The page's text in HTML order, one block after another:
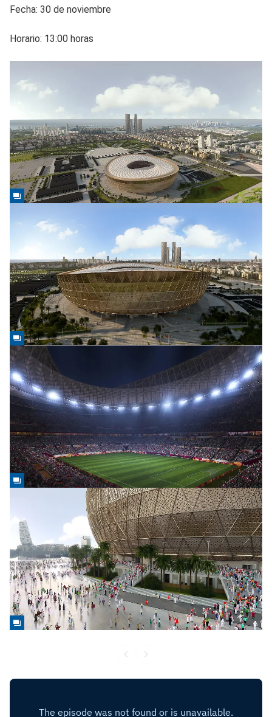
Fecha: 30 de noviembre
Horario: 13:00 horas